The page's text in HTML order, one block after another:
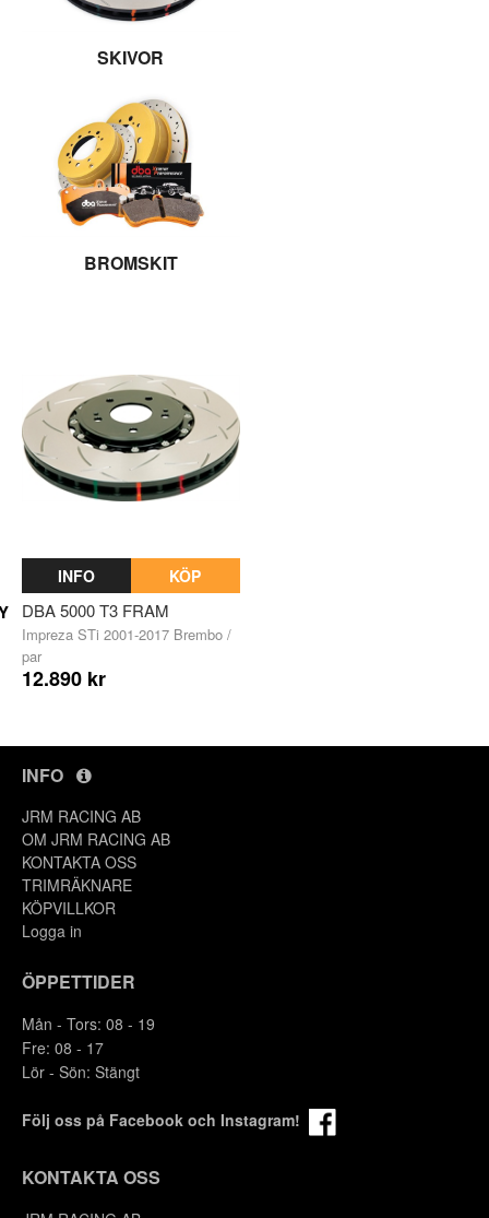
SKIVOR
BROMSKIT
INFO KÖP
DBA 5000 T3 FRAM
Impreza STi 2001-2017 Brembo /
par
12.890 kr
INFO
JRM RACING AB
OM JRM RACING AB
KONTAKTA OSS
TRIMRÄKNARE
KÖPVILLKOR
Logga in
ÖPPETTIDER
Mån - Tors: 08 - 19
Fre: 08 - 17
Lör - Sön: Stängt
Följ oss på Facebook och Instagram!
KONTAKTA OSS